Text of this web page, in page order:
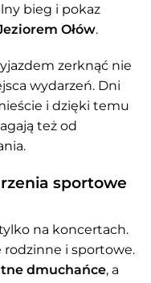
bieg i pokaz
Ołów.
zerknąć nie
wydarzeń. Dni
i dzięki temu
też od
sportowe
na koncertach.
rodzinne i sportowe.
dmuchańce, a